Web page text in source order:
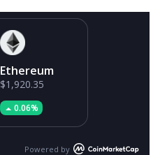
Ethereum
$1,920.35
0.06%
Powered by